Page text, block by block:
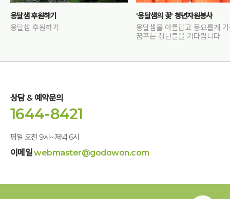
옹달샘 후원하기
옹달샘 후원하기
'옹달샘의 꽃' 청년자원봉사
옹달샘을 아름답고 풍요롭게
꿈꾸는 청년들을 기다립니다
상담 & 예약문의
1644-8421
평일 오전 9시~저녁 6시
이메일webmaster@godowon.com